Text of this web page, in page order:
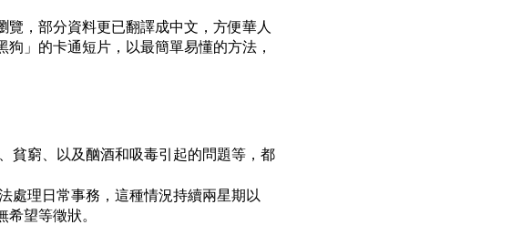
，部分資料更已翻譯成中文，方便華人
」的卡通短片，以最簡單易懂的方法，
貧窮、以及酗酒和吸毒引起的問題等，都
處理日常事務，這種情況持續兩星期以
望等徵狀。